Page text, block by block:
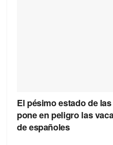
El pésimo estado de
pone en peligro las
de españoles